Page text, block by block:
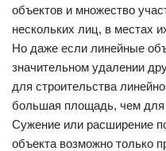
объектов и множество
нескольких лиц, в местах
Но даже если линейные
значительном удалении
для строительства
большая площадь, чем для
Сужение или расширение
объекта возможно только